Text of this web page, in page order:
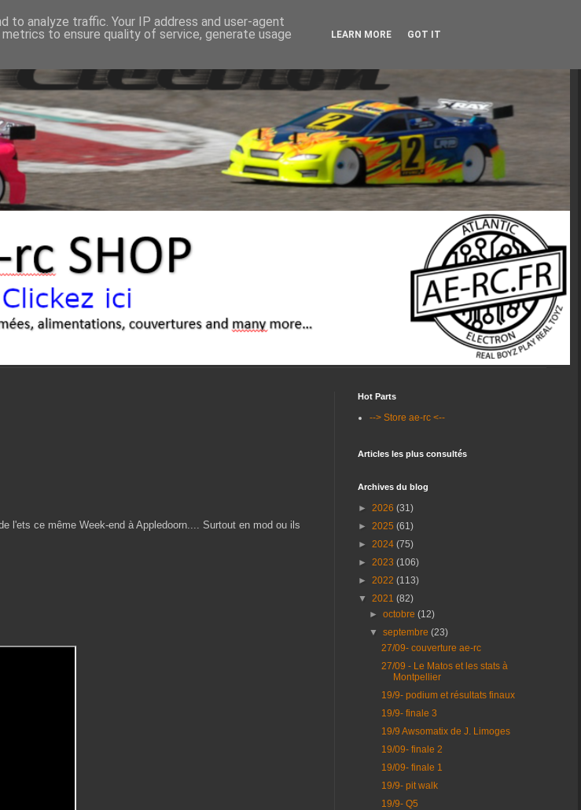
l'ets ce même Week-end à Appledoorn.... Surtout en mod ou ils
Hot Parts
--> Store ae-rc <--
Articles les plus consultés
Archives du blog
► 2026 (31)
► 2025 (61)
► 2024 (75)
► 2023 (106)
► 2022 (113)
▼ 2021 (82)
►octobre(12)
▼septembre(23)
27/09- couverture ae-rc
27/09 - Le Matos et les stats à
Montpellier
19/9- podium et résultats finaux
19/9- finale 3
19/9 Awsomatix de J. Limoges
19/09- finale 2
19/09- finale 1
19/9- pit walk
19/9- Q5
to analyze traffic. Your IP address and user-agent
to ensure quality of service, generate usage
LEARN MORE GOT IT